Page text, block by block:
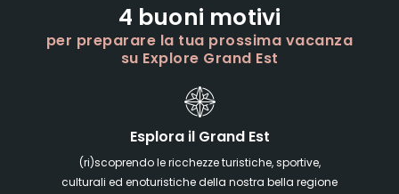
4 buoni motivi
per preparare la tua prossima vacanza
su Explore Grand Est
Esplora il Grand Est
(ri)scoprendo le ricchezze turistiche, sportive,
culturali ed enoturistiche della nostra bella regione